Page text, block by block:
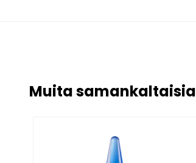
Muita samankaltaisia